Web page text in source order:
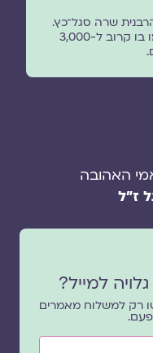
על-ידי הרבנית שרה סגל־כץ.
עם הכניסה לשנת 2025 פורסמו בו קרוב ל-3,000
האהובה
ז"ל
למייל?
רק למשלוח מאמרים